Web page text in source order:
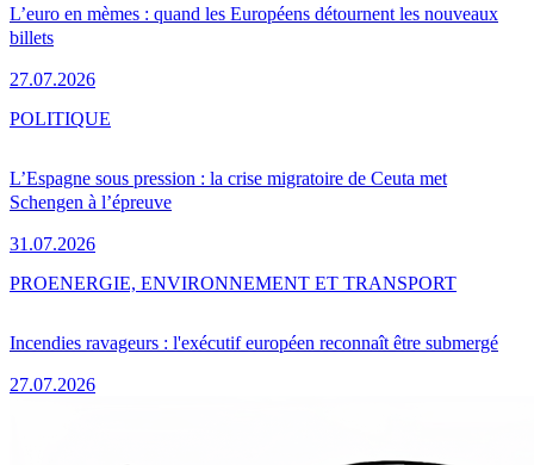
L’euro en mèmes : quand les Européens détournent les nouveaux
billets
27.07.2026
L’Espagne sous pression : la crise migratoire de Ceuta met
Schengen à l’épreuve
31.07.2026
POLITIQUE
Incendies ravageurs : l'exécutif européen reconnaît être submergé
27.07.2026
PROENERGIE, ENVIRONNEMENT ET TRANSPORT